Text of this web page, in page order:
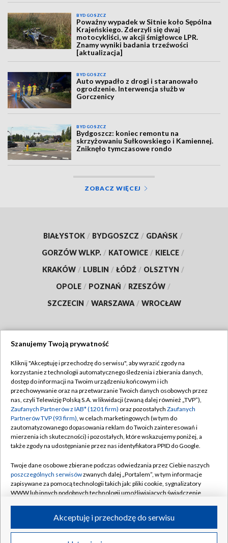
BYDGOSZCZ
Poważny wypadek w Sitnie koło Sępólna
Krajeńskiego. Zderzyli się dwaj
motocykliści, w akcji śmigłowce LPR.
Znamy wyniki badania trzeźwości
[aktualizacja]
BYDGOSZCZ
Auto wypadło z drogi i staranowało
ogrodzenie. Interwencja służb w
Gorczenicy
BYDGOSZCZ
Bydgoszcz: koniec remontu na
skrzyżowaniu Sułkowskiego i Kamiennej.
Zniknęło tymczasowe rondo
ZOBACZ WIĘCEJ
BIAŁYSTOK / BYDGOSZCZ / GDAŃSK /
GORZÓW WLKP. / KATOWICE / KIELCE /
KRAKÓW / LUBLIN / ŁÓDŹ / OLSZTYN /
OPOLE / POZNAŃ / RZESZÓW /
SZCZECIN / WARSZAWA / WROCŁAW
TVP
Abonament TVP
Emisja w TVP
Centrum informacji TVP
Naziemna Telewizja Cyfrowa
Rada Programowa
System NOS
Informacje o nadawcy
Program dla prasy
Regulamin TVP
Polityka prywatności
Moje zgody
Pomoc
Kontakt
Kanały
©2026 Telewizja Polska S.A. w likwidacji
Szanujemy Twoją prywatność
Kliknij "Akceptuję i przechodzę do serwisu", aby wyrazić zgody na
korzystanie z technologii automatycznego śledzenia i zbierania danych,
dostęp do informacji na Twoim urządzeniu końcowym i ich
przechowywanie oraz na przetwarzanie Twoich danych osobowych przez
nas, czyli Telewizję Polską S.A. w likwidacji (zwaną dalej również „TVP”),
Zaufanych Partnerów z IAB* (1201 firm) oraz pozostałych Zaufanych
Partnerów TVP (93 firm), w celach marketingowych (w tym do
zautomatyzowanego dopasowania reklam do Twoich zainteresowań i
mierzenia ich skuteczności) i pozostałych, które wskazujemy poniżej, a
także zgody na udostępnianie przez nas identyfikatora PPID do Google.
Twoje dane osobowe zbierane podczas odwiedzania przez Ciebie naszych
poszczególnych serwisówzwanych dalej „Portalem”, w tym informacje
zapisywane za pomocą technologii takich jak: pliki cookie, sygnalizatory
WWW lub innych podobnych technologii umożliwiających świadczenie
ruchu w Internecie.
Twoje dane osobowe zbierane podczas odwiedzania przez Ciebie
Akceptuję i przechodzę do serwisu